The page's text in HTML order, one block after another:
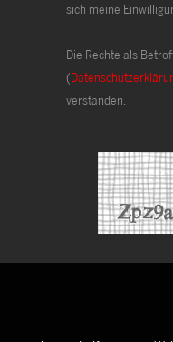
sich meine
Die Rechte als
(
verstanden.